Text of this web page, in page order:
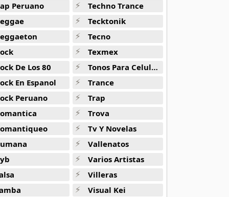
Tiene Tumba - Tiktok Hits Latinos
Peruano
De Los 80
En Espanol
Peruano
Techno Trance
Tecktonik
Tecno
Texmex
Tonos Para Celulares
Trance
Trap
Trova
Tv Y Novelas
Vallenatos
Varios Artistas
Villeras
Visual Kei